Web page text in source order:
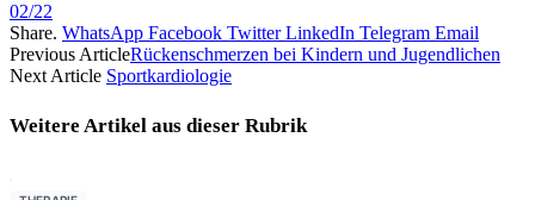
02/22
Share. WhatsApp Facebook Twitter LinkedIn Telegram Email
Previous ArticleRückenschmerzen bei Kindern und Jugendlichen
Next Article Sportkardiologie
Weitere Artikel aus dieser Rubrik